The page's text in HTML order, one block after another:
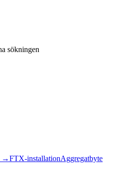
sökningen
→FTX-installationAggregatbyte